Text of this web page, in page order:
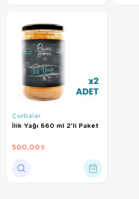
Çorbalar
İlik Yağı 660 ml 2'li Paket
500,00